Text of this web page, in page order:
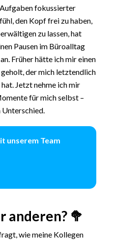
fokussierter
den Kopf frei zu haben,
zu lassen, hat
Pausen im Büroalltag
Früher hätte ich mir einen
der mich letztendlich
Jetzt nehme ich mir
für mich selbst –
Unterschied.
unserem Team
anderen? 🥦
wie meine Kollegen